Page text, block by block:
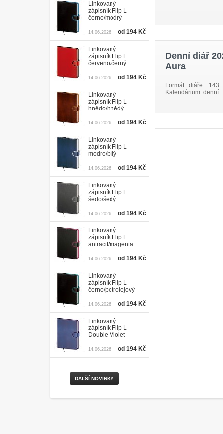
Denní diář
Aura
Formát diáře:
Kalendárium: denní
Linkovaný
zápisník Flip L
černo/modrý
14.06.2026 od 194 Kč
Linkovaný
zápisník Flip L
červeno/černý
14.06.2026 od 194 Kč
Linkovaný
zápisník Flip L
hnědo/hnědý
14.06.2026 od 194 Kč
Linkovaný
zápisník Flip L
modro/bílý
14.06.2026 od 194 Kč
Linkovaný
zápisník Flip L
šedo/šedý
14.06.2026 od 194 Kč
Linkovaný
zápisník Flip L
antracit/magenta
14.06.2026 od 194 Kč
Linkovaný
zápisník Flip L
černo/petrolejový
14.06.2026 od 194 Kč
Linkovaný
zápisník Flip L
Double Violet
14.06.2026 od 194 Kč
DALŠÍ NOVINKY